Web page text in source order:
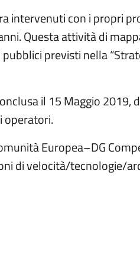
intervenuti con i propri
Questa attività di
previsti nella
il 15 Maggio
operatori.
Europea–DG
di velocità/tecnologie/